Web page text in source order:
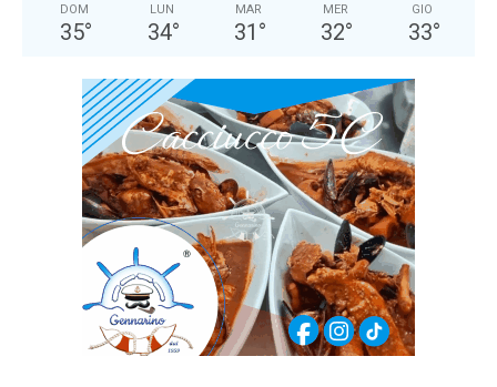
DOM
35°
LUN
34°
MAR
31 °
MER
32°
GIO
33°